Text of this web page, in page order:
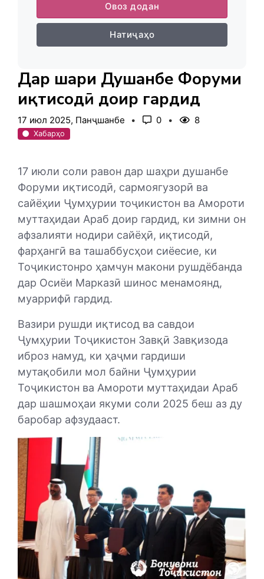
Овоз додан
Натиҷаҳо
Дар шаҳри Душанбе Форуми
иқтисодӣ доир гардид
17 июл 2025, Панҷшанбе 0 8
Хабарҳо
17 июли соли равон дар шаҳри душанбе
Форуми иқтисодӣ, сармоягузорӣ ва
сайёҳии Ҷумҳурии тоҷикистон ва Амороти
муттаҳидаи Араб доир гардид, ки зимни он
афзалияти нодири сайёҳӣ, иқтисодӣ,
фарҳангӣ ва ташаббусҳои сиёесие, ки
Тоҷикистонро ҳамчун макони рушдёбанда
дар Осиёи Марказӣ шинос менамоянд,
муаррифӣ гардид.
Вазири рушди иқтисод ва савдои
Ҷумҳурии Тоҷикистон Завқӣ Завқизода
иброз намуд, ки ҳаҷми гардиши
мутақобили мол байни Ҷумҳурии
Тоҷикистон ва Амороти муттаҳидаи Араб
дар шашмоҳаи якуми соли 2025 беш аз ду
баробар афзудааст.